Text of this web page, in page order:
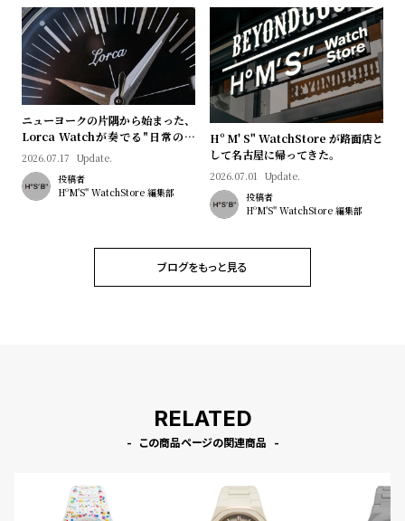
あ
る
質
問
い
合
わ
せ
ニューヨークの片隅から始まった、
Lorca Watchが奏でる"日常のロ
マン"｜Brand Picks #08
2026.07.17 Update.
投稿者
HºM'S" WatchStore 編集部
Hº M' S" WatchStore が路面店と
して名古屋に帰ってきた。
2026.07.01 Update.
投稿者
HºM'S" WatchStore 編集部
ブログをもっと見る
RELATED
この商品ページの関連商品